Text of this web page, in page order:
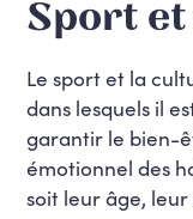
Sport
Le sport et la
dans lesquels il
garantir le bien-
émotionnel des
soit leur âge,